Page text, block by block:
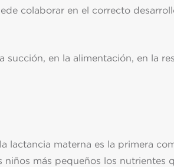
colaborar en el correcto
succión, en la alimentación, en la
lactancia materna es la primera
más pequeños los nutrientes